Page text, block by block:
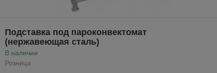
Подставка под пароконвектомат
(нержавеющая сталь)
В наличии
Розница